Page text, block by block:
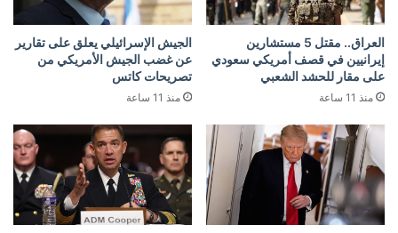
العراق.. مقتل 5 مستشارين
إيرانيين في قصف أمريكي سعودي
على مقار للحشد الشعبي
منذ 11 ساعة
الجيش الإسرائيلي يعلق على تقارير
عن غضب الجيش الأمريكي من
تصريحات كاتس
منذ 11 ساعة